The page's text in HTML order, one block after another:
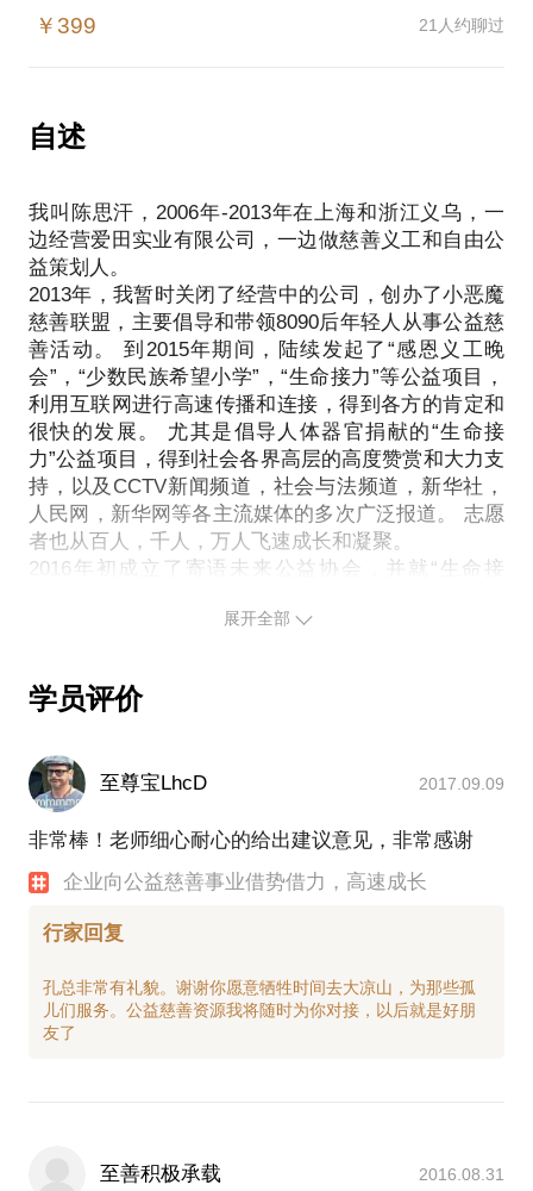
展示企业领导者的人格魅力，更易受他人尊重与崇敬
2013年，我创办了小恶魔慈善联盟，主要倡导和带领
8090后年轻人从事公益慈善活动。2016年初成立了寄
国宾馆召开了新闻发布会，得到国家领导人的高度赞
扬和支持。我有丰富的慈善活动创办经验，愿意与你
分享：
如何策划有意义有影响力的高逼格大型慈善公关活动
（规格高，盛大, 参与面广）
如何借势公益活动大事件广泛传播企业知名度。
如何借势公益慈善力量，快速拓展各界顶层人脉社交
圈。
如何借公益力量增加客户信任感
如何让公益成为企业可永久展示的企业形象宣传和文
化资料。
如何让广大公益爱心群体更愿意帮助企业共同传播文
化和正能量。
量，放大企业的公关传播效果。
￥399 21人约聊过
自述
我叫陈思汗，2006年-2013年在上海和浙江义乌，一
边经营爱田实业有限公司，一边做慈善义工和自由公
益策划人。
2013年，我暂时关闭了经营中的公司，创办了小恶魔
慈善联盟，主要倡导和带领8090后年轻人从事公益慈
善活动。 到2015年期间，陆续发起了“感恩义工晚
会”，“少数民族希望小学”，“生命接力”等公益项目，
利用互联网进行高速传播和连接，得到各方的肯定和
很快的发展。 尤其是倡导人体器官捐献的“生命接
力”公益项目，得到社会各界高层的高度赞赏和大力支
持，以及CCTV新闻频道，社会与法频道，新华社，
人民网，新华网等各主流媒体的多次广泛报道。 志愿
者也从百人，千人，万人飞速成长和凝聚。
2016年初成立了寄语未来公益协会，并就“生命接
国家领导人的高度赞扬和支持。 这期间在四川大凉山
展开全部
学员评价
至尊宝LhcD 2017.09.09
非常棒！老师细心耐心的给出建议意见，非常感谢
企业向公益慈善事业借势借力，高速成长
行家回复
孔总非常有礼貌。谢谢你愿意牺牲时间去大凉山，为那些孤
儿们服务。公益慈善资源我将随时为你对接，以后就是好朋
至善积极承载 2016.08.31